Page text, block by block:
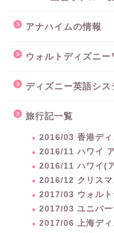
アナハイムの情報
ウォルトディズニ
ディズニー英語シ
旅行記一覧
2016/03 香港デ
2016/11 ハワイ
2016/11 ハワイ(
2016/12 クリスマ
2017/03 ウォルト
2017/03 ユニバー
2017/06 上海デ